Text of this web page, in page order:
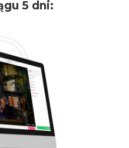
5 dni: